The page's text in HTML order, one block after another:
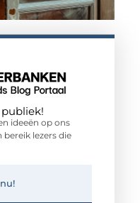
ideeën op ons
lezers die